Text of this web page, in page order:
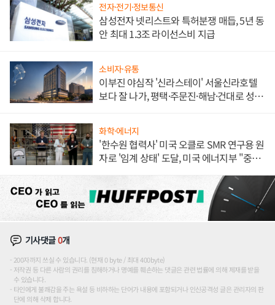
전자·전기·정보통신
삼성전자 넷리스트와 특허분쟁 매듭, 5년 동
안 최대 1.3조 라이선스비 지급
소비자·유통
이부진 야심작 '신라스테이' 서울신라호텔
보다 잘 나가, 평택·주문진·해남·건대로 성
화학·에너지
'한수원 협력사' 미국 오클로 SMR 연구용 원
자로 '임계 상태' 도달, 미국 에너지부 "중요
기사댓글0개
200자까지 쓰실 수 있습니다. (현재 0 byte / 최대 400byte)
저작권 등 다른 사람의 권리를 침해하거나 명예를 훼손하는 댓글은 관련 법률에 의해 제재를 받을
수 있습니다.
타인에게 불쾌감을 주는 욕설 등 비하하는 단어가 내용에 포함되거나 인신공격성 글은 관리자의 판
단에 의해 삭제 합니다.